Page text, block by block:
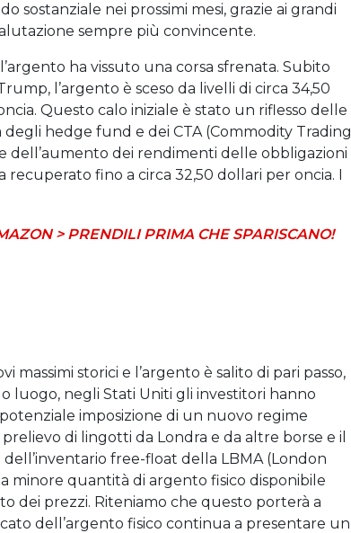
sostanziale nei prossimi mesi, grazie ai grandi
sempre più convincente.
ha vissuto una corsa sfrenata. Subito
l’argento è sceso da livelli di circa 34,50
Questo calo iniziale è stato un riflesso delle
hedge fund e dei CTA (Commodity Trading
dell’aumento dei rendimenti delle obbligazioni
fino a circa 32,50 dollari per oncia. I
> PRENDILI PRIMA CHE SPARISCANO!
storici e l’argento è salito di pari passo,
luogo, negli Stati Uniti gli investitori hanno
imposizione di un nuovo regime
di lingotti da Londra e da altre borse e il
free-float della LBMA (London
minore quantità di argento fisico disponibile
dei prezzi. Riteniamo che questo porterà a
dell’argento fisico continua a presentare un